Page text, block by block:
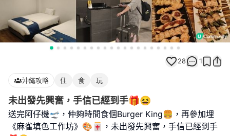
28 1
沖繩攻略 住 食 玩
未出發先興奮，手信已經到手🎁😆
送完阿仔機🛫，仲夠時間食個Burger King🍔，再參加埋
《麻雀填色工作坊》🎨🀄️，未出發先興奮，手信已經到手